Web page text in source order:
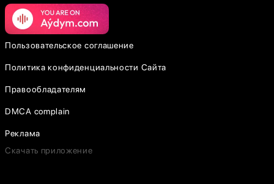
Пользовательское соглашение
Политика конфиденциальности Сайта
Правообладателям
DMCA complain
Реклама
Скачать приложение